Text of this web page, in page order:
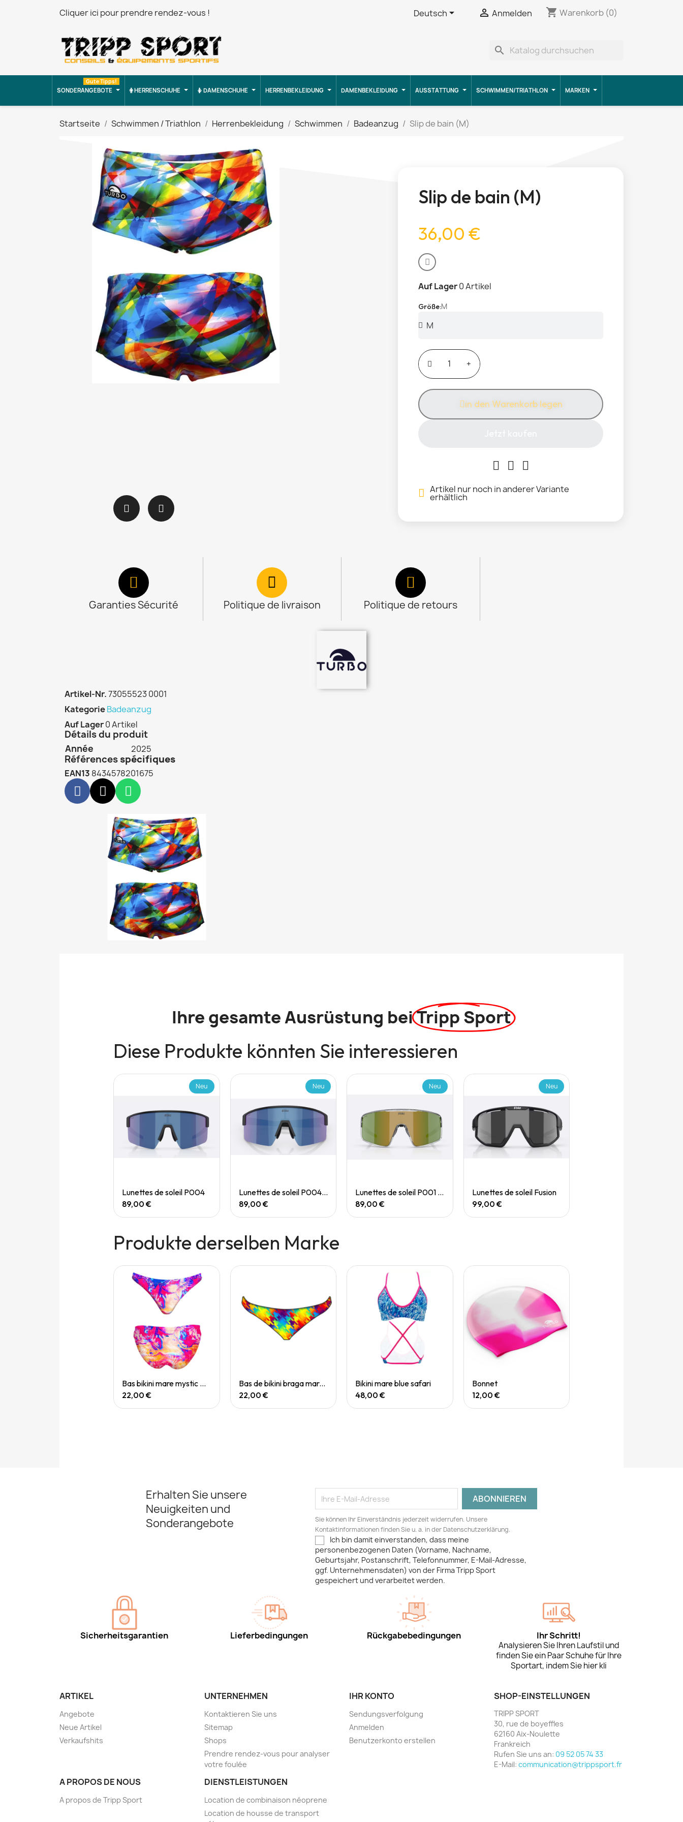
Cliquer ici pour prendre rendez-vous ! Deutsch  Anmelden shopping_cart Warenkorb (0)
search
SONDERANGEBOTE
Gute Tipps!
HERRENSCHUHE DAMENSCHUHE HERRENBEKLEIDUNG DAMENBEKLEIDUNG AUSSTATTUNG SCHWIMMEN/TRIATHLON MARKEN
Startseite Schwimmen / Triathlon Herrenbekleidung Schwimmen Badeanzug Slip de bain (M)
Slip de bain (M)
36,00 €
Auf Lager0 Artikel
Größe M
in den Warenkorb legen
Artikel nur noch in anderer Variante
erhältlich
Garanties Sécurité Politique de livraison Politique de retours
Artikel-Nr.73055523 0001
KategorieBadeanzug
Auf Lager0 Artikel
Détails du produit
Année 2025
Références spécifiques
EAN13 8434578201675
Ihre gesamte Ausrüstung beiTripp Sport
Diese Produkte könnten Sie interessieren
Quick View
Neu
Lunettes de soleil P004
89,00 €
Quick View
Neu
Lunettes de soleil P004 Small
89,00 €
Quick View
Neu
Lunettes de soleil P001 Small
89,00 €
Quick View
Neu
Lunettes de soleil Fusion
99,00 €
Produkte derselben Marke
Quick View
Bas bikini mare mystic mirage
22,00 €
Quick View
Bas de bikini braga mare chevi rainbow
22,00 €
Quick View
Bikini mare blue safari
48,00 €
Bonnet
12,00 €
Erhalten Sie unsere
Neuigkeiten und
Sonderangebote
Sie können Ihr Einverständnis jederzeit widerrufen. Unsere
Kontaktinformationen finden Sie u. a. in der Datenschutzerklärung.
Ich bin damit einverstanden, dass meine
personenbezogenen Daten (Vorname, Nachname,
Geburtsjahr, Postanschrift, Telefonnummer, E-Mail-Adresse,
ggf. Unternehmensdaten) von der Firma Tripp Sport
gespeichert und verarbeitet werden.
Sicherheitsgarantien Lieferbedingungen Rückgabebedingungen Ihr Schritt!
Analysieren Sie Ihren Laufstil und
finden Sie ein Paar Schuhe für Ihre
Sportart, indem Sie hier kli
ARTIKEL
Angebote
Neue Artikel
Verkaufshits
UNTERNEHMEN
Kontaktieren Sie uns
Sitemap
Shops
Prendre rendez-vous pour analyser
votre foulée
A PROPOS DE NOUS
A propos de Tripp Sport
DIENSTLEISTUNGEN
Location de combinaison néoprene
Location de housse de transport
IHR KONTO
Sendungsverfolgung
Anmelden
Benutzerkonto erstellen
SHOP-EINSTELLUNGEN
TRIPP SPORT
30, rue de boyeffles
62160 Aix-Noulette
Frankreich
Rufen Sie uns an: 09 52 05 74 33
E-Mail: communication@trippsport.fr